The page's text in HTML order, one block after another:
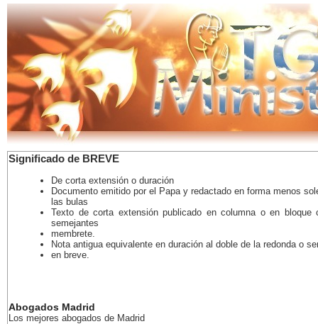
Significado de BREVE
De corta extensión o duración
Documento emitido por el Papa y redactado en forma menos
las bulas
Texto de corta extensión publicado en columna o en bloque
semejantes
membrete.
Nota antigua equivalente en duración al doble de la redonda o
en breve.
Abogados Madrid
Los mejores abogados de Madrid